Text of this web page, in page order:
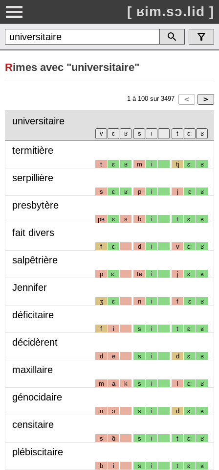
[ ʁim.sɔ.lid ]
Rimes avec "universitaire"
1 à 100 sur 3497
universitaire
termitière
t ɛ ʁ m i tj ɛː ʁ
serpillière
s ɛ ʁ p i j ɛ ʁ
presbytère
pʁ ɛ s b i t ɛː ʁ
fait divers
f ɛ d i v ɛː ʁ
salpêtrière
p ɛː tʁ i j ɛː ʁ
Jennifer
ʒ ɛ n i f ɛ ʁ
déficitaire
f i s i t ɛː ʁ
décidèrent
d e s i d ɛː ʁ
maxillaire
m a k s i l ɛː ʁ
génocidaire
n ɔ s i d ɛː ʁ
censitaire
s ɑ̃ s i t ɛː ʁ
plébiscitaire
b i s i t ɛː ʁ